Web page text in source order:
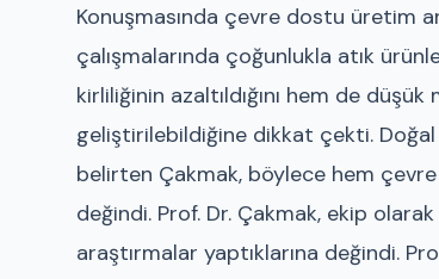
Konuşmasında çevre dostu üretim
çalışmalarında çoğunlukla atık
kirliliğinin azaltıldığını hem de
geliştirilebildiğine dikkat çekti.
belirten Çakmak, böylece hem
değindi. Prof. Dr. Çakmak, ekip
araştırmalar yaptıklarına değindi.